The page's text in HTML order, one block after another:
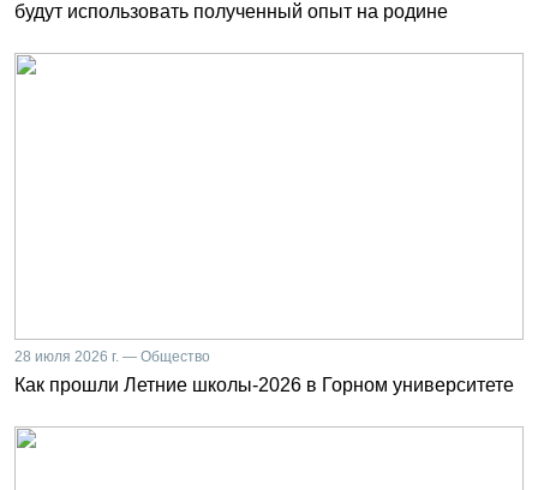
будут использовать полученный опыт на родине
28 июля 2026 г. — Общество
Как прошли Летние школы-2026 в Горном университете